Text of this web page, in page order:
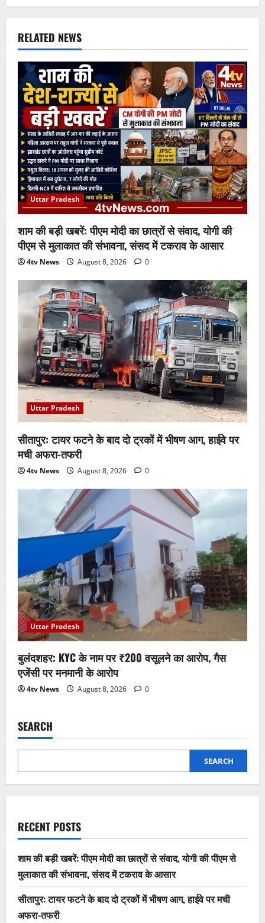
RELATED NEWS
Uttar Pradesh
शाम की बड़ी खबरें: पीएम मोदी का छात्रों से संवाद, योगी की
पीएम से मुलाकात की संभावना, संसद में टकराव के आसार
4tv News August 8, 2026 0
Uttar Pradesh
सीतापुर: टायर फटने के बाद दो ट्रकों में भीषण आग, हाईवे पर
मची अफरा-तफरी
4tv News August 8, 2026 0
Uttar Pradesh
बुलंदशहर: KYC के नाम पर ₹200 वसूलने का आरोप, गैस
एजेंसी पर मनमानी के आरोप
4tv News August 8, 2026 0
SEARCH
SEARCH
RECENT POSTS
शाम की बड़ी खबरें: पीएम मोदी का छात्रों से संवाद, योगी की पीएम से
मुलाकात की संभावना, संसद में टकराव के आसार
सीतापुर: टायर फटने के बाद दो ट्रकों में भीषण आग, हाईवे पर मची
अफरा-तफरी